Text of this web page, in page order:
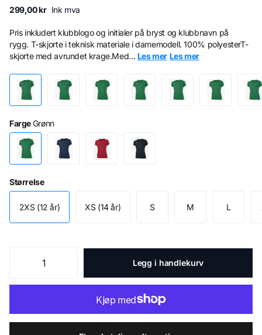
299,00 kr Ink mva
Pris inkludert klubblogo og initialer på bryst og klubbnavn på
rygg. T-skjorte i teknisk materiale i damemodell. 100% polyesterT-
skjorte med avrundet krage.Med... Les mer Les mer
FargeGrønn
Størrelse
2XS (12 år) XS (14 år) S M L
Legg i handlekurv